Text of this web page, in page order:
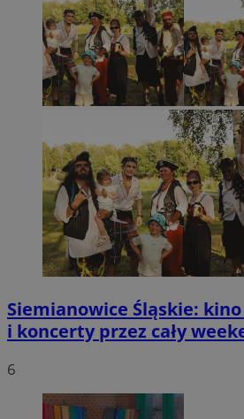
Siemianowice Śląskie:
i koncerty przez cały
6